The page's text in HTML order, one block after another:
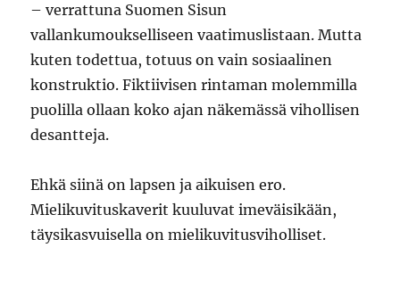
– verrattuna Suomen Sisun
vallankumoukselliseen vaatimuslistaan. Mutta
kuten todettua, totuus on vain sosiaalinen
konstruktio. Fiktiivisen rintaman molemmilla
puolilla ollaan koko ajan näkemässä vihollisen
desantteja.
Ehkä siinä on lapsen ja aikuisen ero.
Mielikuvituskaverit kuuluvat imeväisikään,
täysikasvuisella on mielikuvitusviholliset.